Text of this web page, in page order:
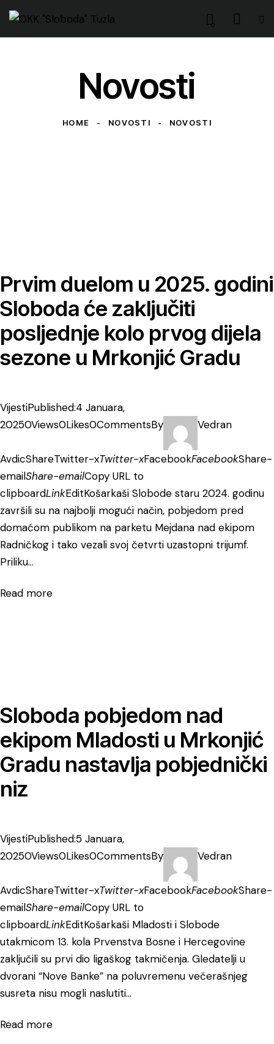
0
Novosti
HOME NOVOSTI NOVOSTI
Prvim duelom u 2025. godini
Sloboda će zaključiti
posljednje kolo prvog dijela
sezone u Mrkonjić Gradu
VijestiPublished:4 Januara,
20250Views0Likes0CommentsBy Vedran
AvdicShareTwitter-xTwitter-xFacebookFacebookShare-
emailShare-emailCopy URL to
clipboardLinkEditKošarkaši Slobode staru 2024. godinu
završili su na najbolji mogući način, pobjedom pred
domaćom publikom na parketu Mejdana nad ekipom
Radničkog i tako vezali svoj četvrti uzastopni trijumf.
Priliku…
Read more
Sloboda pobjedom nad
ekipom Mladosti u Mrkonjić
Gradu nastavlja pobjednički
niz
VijestiPublished:5 Januara,
20250Views0Likes0CommentsBy Vedran
AvdicShareTwitter-xTwitter-xFacebookFacebookShare-
emailShare-emailCopy URL to
clipboardLinkEditKošarkaši Mladosti i Slobode
utakmicom 13. kola Prvenstva Bosne i Hercegovine
zaključili su prvi dio ligaškog takmičenja. Gledatelji u
dvorani “Nove Banke” na poluvremenu večerašnjeg
susreta nisu mogli naslutiti…
Read more